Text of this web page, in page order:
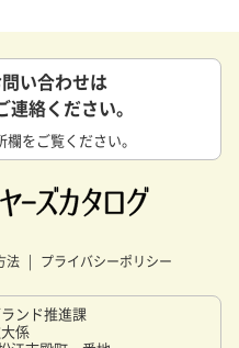
い合わせは
絡ください。
をご覧ください。
法 プライバシーポリシー
ンド推進課
係